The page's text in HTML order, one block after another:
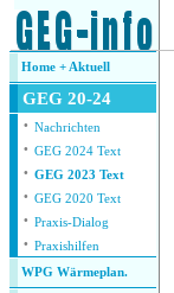
Home + Aktuell
GEG 20-24
· Nachrichten
· GEG 2024 Text
· GEG 2023 Text
· GEG 2020 Text
· Praxis-Dialog
· Praxishilfen
WPG Wärmeplan.